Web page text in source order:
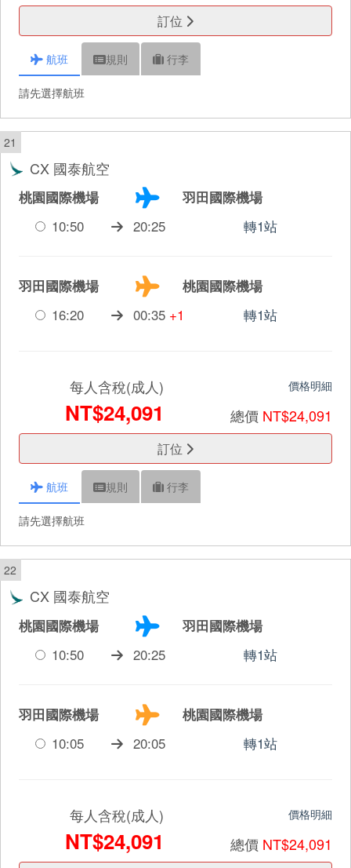
訂位
航班 規則 行李
請先選擇航班
21
CX 國泰航空
桃園國際機場
羽田國際機場
10:50
20:25 轉1站
羽田國際機場
桃園國際機場
16:20
00:35 +1 轉1站
每人含稅(成人)
NT$24,091
價格明細
總價 NT$24,091
訂位
航班 規則 行李
請先選擇航班
22
CX 國泰航空
桃園國際機場
羽田國際機場
10:50
20:25 轉1站
羽田國際機場
桃園國際機場
10:05
20:05 轉1站
每人含稅(成人)
NT$24,091
價格明細
總價 NT$24,091